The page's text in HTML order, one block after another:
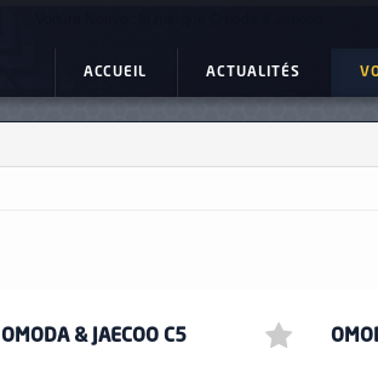
ACCUEIL ACTUALITÉS
OMODA & JAECOO C5